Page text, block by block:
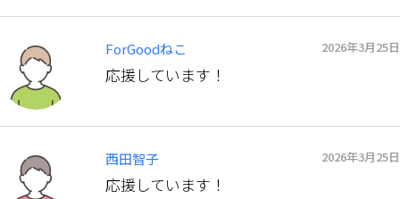
ForGoodねこ 2026年3月25日
応援しています！
西田智子 2026年3月25日
応援しています！